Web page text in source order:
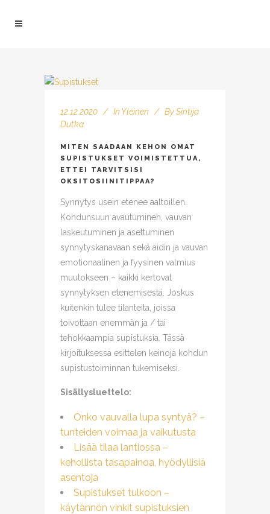
12.12.2020 In Yleinen BySintija
Dutka
MITEN SAADAAN KEHON OMAT
SUPISTUKSET VOIMISTETTUA,
ETTEI TARVITSISI
OKSITOSIINITIPPAA?
Synnytys usein etenee aaltoillen.
Kohdunsuun avautuminen, vauvan
laskeutuminen ja asettuminen
synnytyskanavaan sekä äidin ja vauvan
emotionaalinen ja fyysinen valmius
muutokseen – kaikki kertovat
synnytyksen etenemisestä. Joskus
kuitenkin tulee tilanteita, joissa
toivottaan enemmän ja / tai
tehokkaampia supistuksia. Tässä
kirjoituksessa esittelen keinoja kohdun
supistustoiminnan tukemiseksi.
Sisällysluettelo:
Onko vauvalla lupa syntyä? –
tunteiden voimaa ja vaikutusta
Lisää tilaa lantiossa –
kehollista tasapainoa, hyödyllisiä
asentoja
Supistukset tulkoon –
käytännön vinkit supistuksien